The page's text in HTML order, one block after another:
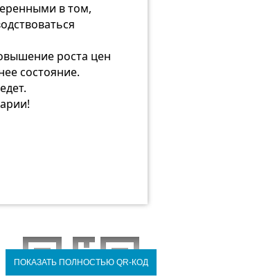
в том,
роста цен
состояние.
ПОКАЗАТЬ ПОЛНОСТЬЮ QR-КОД